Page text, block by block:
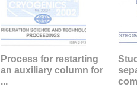
Process for restarting
an auxiliary column for
...